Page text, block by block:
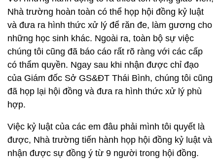
Nhà trường hoàn toàn có thể họp hội đồng kỷ luật
và đưa ra hình thức xử lý để răn đe, làm gương cho
những học sinh khác. Ngoài ra, toàn bộ sự việc
chúng tôi cũng đã báo cáo rất rõ ràng với các cấp
có thẩm quyền. Ngay sau khi nhận được chỉ đạo
của Giám đốc Sở GS&ĐT Thái Bình, chúng tôi cũng
đã họp lại hội đồng và đưa ra hình thức xử lý phù
hợp.
Việc kỷ luật của các em đâu phải mình tôi quyết là
được, Nhà trường tiến hành họp hội đồng kỷ luật và
nhận được sự đồng ý từ 9 người trong hội đồng.